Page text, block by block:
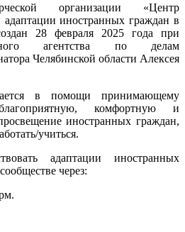
организации «Центр
адаптации иностранных граждан в
28 февраля 2025 года при
агентства по делам
Челябинской области Алексея
в помощи принимающему
комфортную и
иностранных граждан,
учиться.
адаптации иностранных
через: